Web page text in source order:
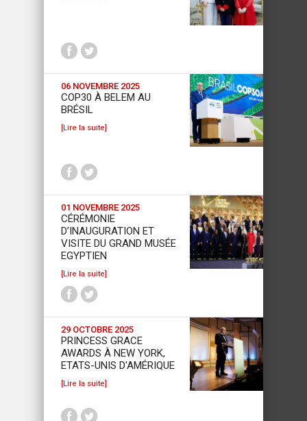
06 NOVEMBRE 2025
COP30 À BELEM AU
BRÉSIL
[Lire la suite]
01 NOVEMBRE 2025
CÉRÉMONIE
D’INAUGURATION ET
VISITE DU GRAND MUSÉE
EGYPTIEN
[Lire la suite]
29 OCTOBRE 2025
PRINCESS GRACE
AWARDS À NEW YORK,
ETATS-UNIS D'AMÉRIQUE
[Lire la suite]